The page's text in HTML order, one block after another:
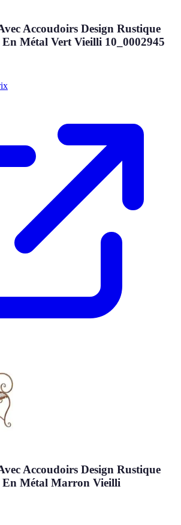
Accoudoirs Design Rustique
Métal Vert Vieilli 10_0002945
Accoudoirs Design Rustique
En Métal Marron Vieilli